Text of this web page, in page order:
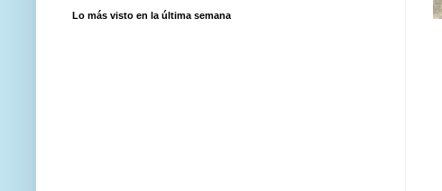
Lo más visto en la última semana